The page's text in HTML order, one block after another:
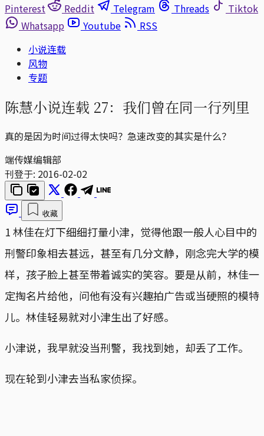
Pinterest
Reddit Telegram Threads
Tiktok
Whatsapp
Youtube
RSS
小说连载
风物
专题
陈慧小说连载 27：我们曾在同一行列里
真的是因为时间过得太快吗？急速改变的其实是什么？
端传媒编辑部
刊登于: 2016-02-02
收藏
1 林佳在灯下细细打量小津，觉得他跟一般人心目中的
刑警印象相去甚远，甚至有几分文静，刚念完大学的模
样，孩子脸上甚至带着诚实的笑容。要是从前，林佳一
定掏名片给他，问他有没有兴趣拍广告或当硬照的模特
儿。林佳轻易就对小津生出了好感。
小津说，我早就没当刑警，我找到她，却丢了工作。
现在轮到小津去当私家侦探。